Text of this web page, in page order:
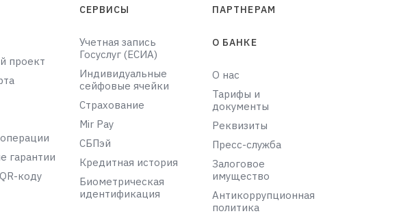
проект
гарантии
коду
СЕРВИСЫ
Учетная запись
Госуслуг (ЕСИА)
Индивидуальные
сейфовые ячейки
Страхование
Mir Pay
СБПэй
Кредитная история
Биометрическая
идентификация
ПАРТНЕРАМ
О БАНКЕ
О нас
Тарифы и
документы
Реквизиты
Пресс-служба
Залоговое
имущество
Антикоррупционная
политика